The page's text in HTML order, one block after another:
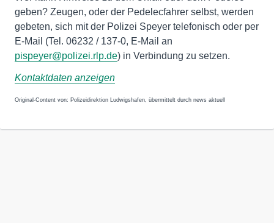
geben? Zeugen, oder der Pedelecfahrer selbst, werden
gebeten, sich mit der Polizei Speyer telefonisch oder per
E-Mail (Tel. 06232 / 137-0, E-Mail an
pispeyer@polizei.rlp.de) in Verbindung zu setzen.
Kontaktdaten anzeigen
Original-Content von: Polizeidirektion Ludwigshafen, übermittelt durch news aktuell